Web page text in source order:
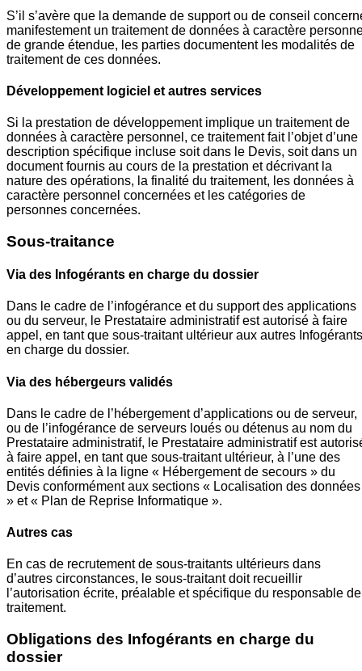
S’il s’avère que la demande de support ou de conseil
manifestement un traitement de données à caractère
de grande étendue, les parties documentent les modalités de
traitement de ces données.
Développement logiciel et autres services
Si la prestation de développement implique un traitement de
données à caractère personnel, ce traitement fait l’objet d’une
description spécifique incluse soit dans le Devis, soit dans un
document fournis au cours de la prestation et décrivant la
nature des opérations, la finalité du traitement, les données à
caractère personnel concernées et les catégories de
personnes concernées.
Sous-traitance
Via des Infogérants en charge du dossier
Dans le cadre de l’infogérance et du support des applications
ou du serveur, le Prestataire administratif est autorisé à faire
appel, en tant que sous-traitant ultérieur aux autres Infogérants
en charge du dossier.
Via des hébergeurs validés
Dans le cadre de l’hébergement d’applications ou de serveur,
ou de l’infogérance de serveurs loués ou détenus au nom du
Prestataire administratif, le Prestataire administratif est
à faire appel, en tant que sous-traitant ultérieur, à l’une des
entités définies à la ligne « Hébergement de secours » du
Devis conformément aux sections « Localisation des données
» et « Plan de Reprise Informatique ».
Autres cas
En cas de recrutement de sous-traitants ultérieurs dans
d’autres circonstances, le sous-traitant doit recueillir
l’autorisation écrite, préalable et spécifique du responsable de
traitement.
Obligations des Infogérants en charge du
dossier